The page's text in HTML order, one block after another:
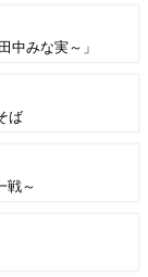
中みな実～」
ば
戦～